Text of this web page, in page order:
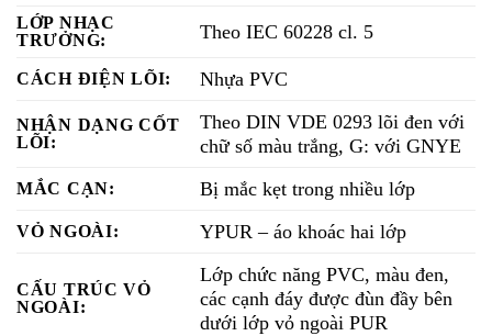
LỚP NHẠC
TRƯỞNG:
Theo IEC 60228 cl. 5
CÁCH ĐIỆN LÕI: Nhựa PVC
NHẬN DẠNG CỐT
LÕI:
Theo DIN VDE 0293 lõi đen với
chữ số màu trắng, G: với GNYE
MẮC CẠN: Bị mắc kẹt trong nhiều lớp
VỎ NGOÀI: YPUR – áo khoác hai lớp
CẤU TRÚC VỎ
NGOÀI:
Lớp chức năng PVC, màu đen,
các cạnh đáy được đùn đầy bên
dưới lớp vỏ ngoài PUR